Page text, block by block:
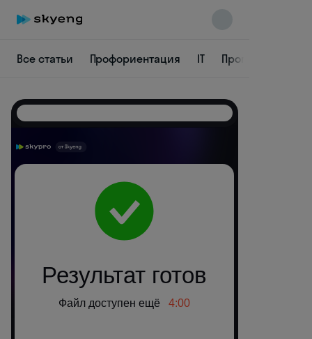
Все статьи Профориентация IT